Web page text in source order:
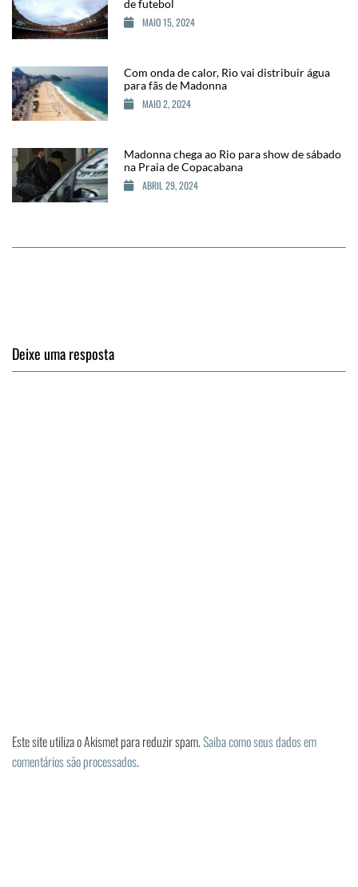
de futebol
MAIO 15, 2024
Com onda de calor, Rio vai distribuir água
para fãs de Madonna
MAIO 2, 2024
Madonna chega ao Rio para show de sábado
na Praia de Copacabana
ABRIL 29, 2024
Deixe uma resposta
Este site utiliza o Akismet para reduzir spam.Saiba como seus dados em
comentários são processados.